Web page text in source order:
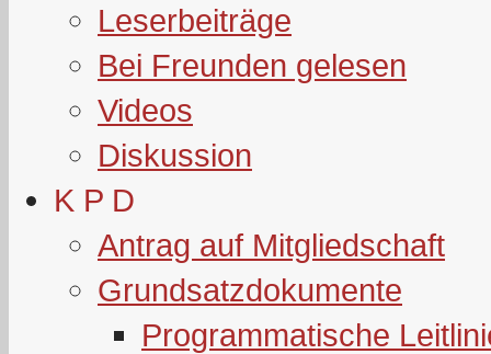
Leserbeiträge
Bei Freunden gelesen
Videos
Diskussion
K P D
Antrag auf Mitgliedschaft
Grundsatzdokumente
Programmatische